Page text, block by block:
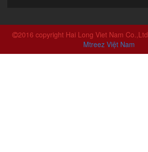
2016 copyright Hai Long Viet Nam Co.,Ltd
Mtreez Việt Nam